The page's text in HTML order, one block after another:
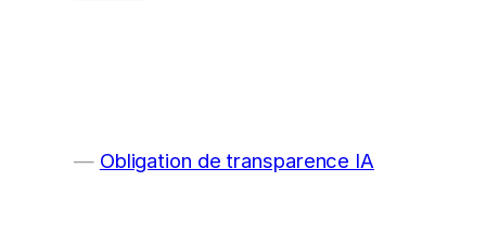
Obligation de transparence IA